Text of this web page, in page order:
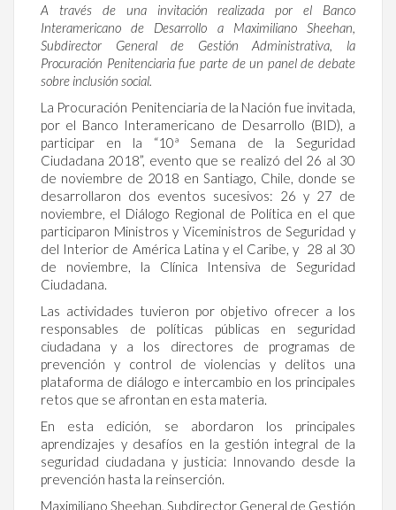
A través de una invitación realizada por el Banco
Interamericano de Desarrollo a Maximiliano Sheehan,
Subdirector General de Gestión Administrativa, la
Procuración Penitenciaria fue parte de un panel de debate
sobre inclusión social.
La Procuración Penitenciaria de la Nación fue invitada,
por el Banco Interamericano de Desarrollo (BID), a
participar en la “10ª Semana de la Seguridad
Ciudadana 2018”, evento que se realizó del 26 al 30
de noviembre de 2018 en Santiago, Chile, donde se
desarrollaron dos eventos sucesivos: 26 y 27 de
noviembre, el Diálogo Regional de Política en el que
participaron Ministros y Viceministros de Seguridad y
del Interior de América Latina y el Caribe, y 28 al 30
de noviembre, la Clínica Intensiva de Seguridad
Ciudadana.
Las actividades tuvieron por objetivo ofrecer a los
responsables de políticas públicas en seguridad
ciudadana y a los directores de programas de
prevención y control de violencias y delitos una
plataforma de diálogo e intercambio en los principales
retos que se afrontan en esta materia.
En esta edición, se abordaron los principales
aprendizajes y desafíos en la gestión integral de la
seguridad ciudadana y justicia: Innovando desde la
prevención hasta la reinserción.
Maximiliano Sheehan, Subdirector General de Gestión